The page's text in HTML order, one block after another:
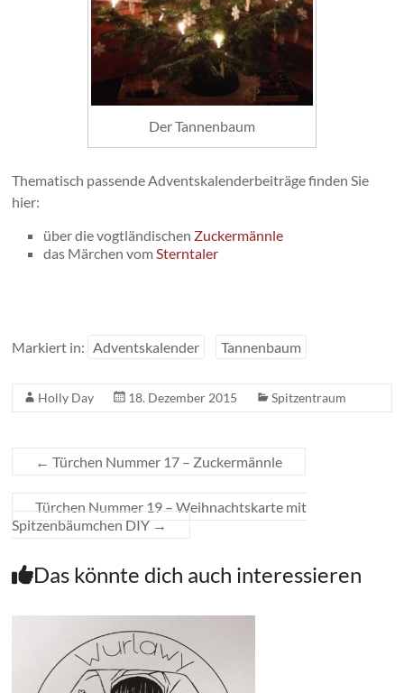
Der Tannenbaum
Thematisch passende Adventskalenderbeiträge finden Sie
hier:
über die vogtländischen Zuckermännle
das Märchen vomSterntaler
Markiert in: Adventskalender Tannenbaum
Holly Day 18. Dezember 2015 Spitzentraum
← Türchen Nummer 17 – Zuckermännle
Türchen Nummer 19 – Weihnachtskarte mit
Spitzenbäumchen DIY →
Das könnte dich auch interessieren